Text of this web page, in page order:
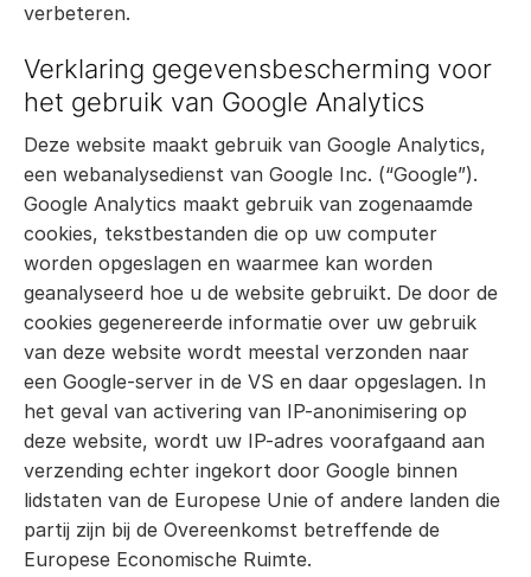
verbeteren.
Verklaring gegevensbescherming voor
het gebruik van Google Analytics
Deze website maakt gebruik van Google Analytics,
een webanalysedienst van Google Inc. (“Google”).
Google Analytics maakt gebruik van zogenaamde
cookies, tekstbestanden die op uw computer
worden opgeslagen en waarmee kan worden
geanalyseerd hoe u de website gebruikt. De door de
cookies gegenereerde informatie over uw gebruik
van deze website wordt meestal verzonden naar
een Google-server in de VS en daar opgeslagen. In
het geval van activering van IP-anonimisering op
deze website, wordt uw IP-adres voorafgaand aan
verzending echter ingekort door Google binnen
lidstaten van de Europese Unie of andere landen die
partij zijn bij de Overeenkomst betreffende de
Europese Economische Ruimte.